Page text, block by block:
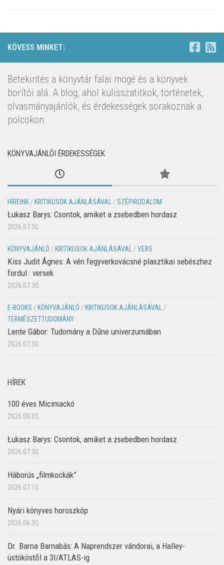
KÖVESS MINKET:
Betekintés a könyvtár falai mögé és a könyvek
borítói alá. A blog, ahol kulisszatitkok, történetek,
olvasmányajánlók, és érdekességek sorakoznak a
polcokon.
KÖNYVAJÁNLÓI ÉRDEKESSÉGEK
HÍREINK /KRITIKUSOK AJÁNLÁSÁVAL / SZÉPIRODALOM
Łukasz Barys: Csontok, amiket a zsebedben hordasz
2026.07.30.
KÖNYVAJÁNLÓ /KRITIKUSOK AJÁNLÁSÁVAL /VERS
Kiss Judit Ágnes: A vén fegyverkovácsné plasztikai sebészhez
fordul : versek
2026.07.30.
E-BOOKS /KÖNYVAJÁNLÓ /KRITIKUSOK AJÁNLÁSÁVAL /
TERMÉSZETTUDOMÁNY
Lente Gábor: Tudomány a Dűne univerzumában
2026.07.30.
HÍREK
100 éves Micimackó
2026.08.05.
Łukasz Barys: Csontok, amiket a zsebedben hordasz
2026.07.30.
Háborús „filmkockák”
2026.07.15.
Nyári könyves horoszkóp
2026.06.30.
Dr. Barna Barnabás: A Naprendszer vándorai, a Halley-
üstököstől a 3I/ATLAS-ig